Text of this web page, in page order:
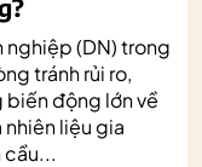
nghiệp (DN) trong
tránh rủi ro,
động lớn về
liệu gia